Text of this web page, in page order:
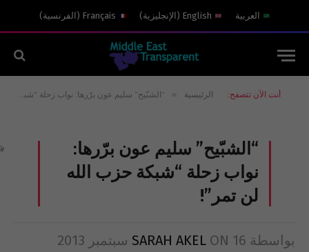
العربية English
( الإنجليزية)
Français
( الفرنسية)
أنت الآن تتصفح: الرئيسية » “الشبّيح” سليم عون برّرها: نواب زحلة “شبكة حزب الله لن تمر”!
“الشبّيح” سليم عون برّرها:
نواب زحلة “شبكة حزب الله
لن تمر”!
بواسطة SARAH AKEL ON 16 سبتمبر 2013